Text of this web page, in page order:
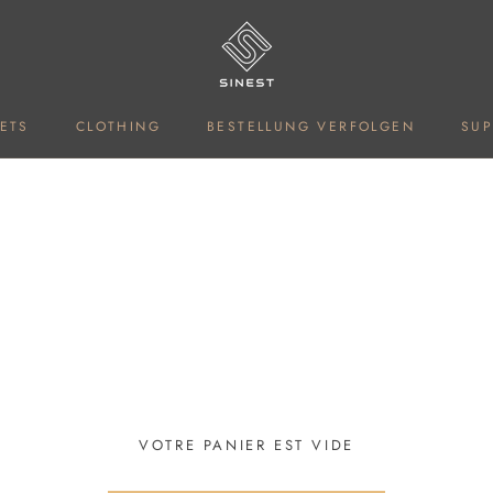
CLOTHING
BESTELLUNG VERFOLGEN
VOTRE PANIER EST VIDE